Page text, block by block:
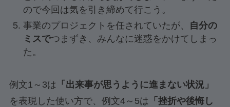
ので今回は気を引き締めて行こう。
事業のプロジェクトを任されていたが、
自分の
ミスでつまずき、みんなに迷惑をかけてしまっ
た。
例文1～3は 「出来事が思うように進まない状況」
を表現した使い方で、例文4～5は 「挫折や後悔し